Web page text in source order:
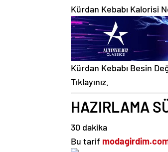
Kürdan Kebabı Kalorisi
Kürdan Kebabı Besin
Tıklayınız.
HAZIRLAMA
30 dakika
Bu tarif